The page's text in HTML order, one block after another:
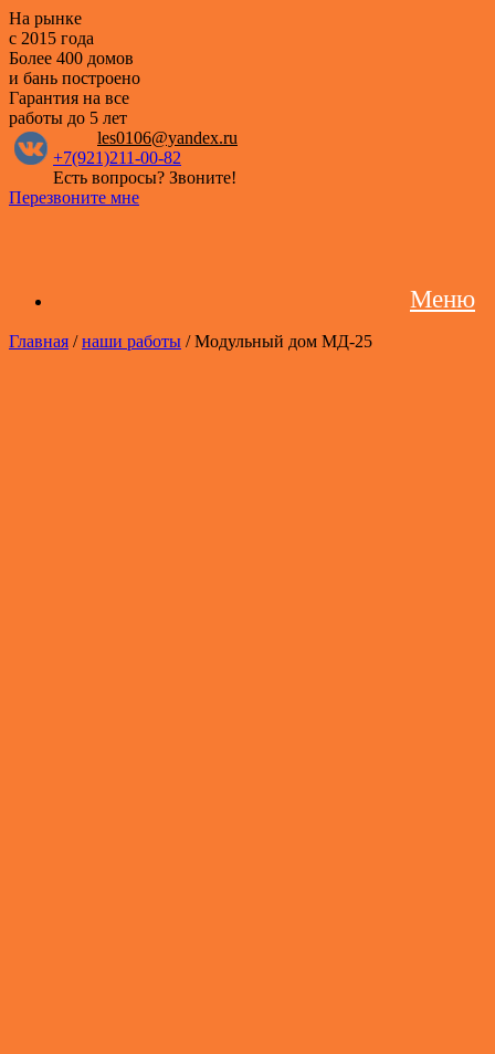
На рынке
с 2015 года
Более 400 домов
и бань построено
Гарантия на все
работы до 5 лет
les0106@yandex.ru
+7(921)211-00-82
Есть вопросы? Звоните!
Перезвоните мне
Меню
Главная /наши работы / Модульный дом МД-25